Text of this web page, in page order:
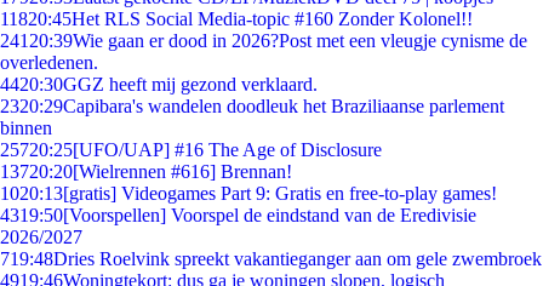
11820:45Het RLS Social Media-topic #160 Zonder Kolonel!!
241 20:39Wie gaan er dood in 2026?Post met een vleugje cynisme de
overledenen.
4420:30GGZ heeft mij gezond verklaard.
2320:29Capibara's wandelen doodleuk het Braziliaanse parlement
binnen
25720:25[UFO/UAP] #16 The Age of Disclosure
13720:20[Wielrennen #616] Brennan!
1020:13[gratis] Videogames Part 9: Gratis en free-to-play games!
4319:50[Voorspellen] Voorspel de eindstand van de Eredivisie
2026/2027
719:48Dries Roelvink spreekt vakantieganger aan om gele zwembroek
4919:46Woningtekort: dus ga je woningen slopen, logisch